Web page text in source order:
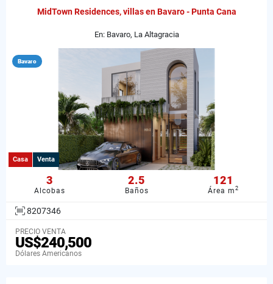
MidTown Residences, villas en Bavaro - Punta Cana
En: Bavaro, La Altagracia
Bavaro
Casa Venta
3
Alcobas
2.5
Baños
121
Área m2
8207346
PRECIO VENTA
US$240,500
Dólares Americanos